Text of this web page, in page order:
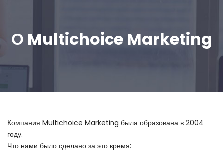
О Multichoice Marketing
Компания Multichoice Marketing была образована в 2004
году.
Что нами было сделано за это время: